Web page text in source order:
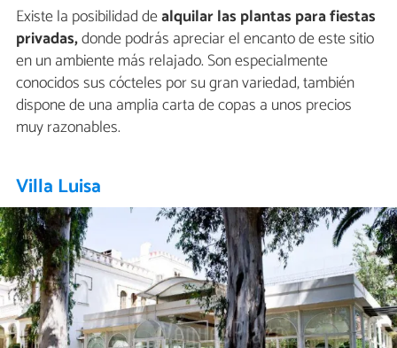
Existe la posibilidad dealquilar las plantas para fiestas
privadas,donde podrás apreciar el encanto de este sitio
en un ambiente más relajado. Son especialmente
conocidos sus cócteles por su gran variedad, también
dispone de una amplia carta de copas a unos precios
muy razonables.
Villa Luisa